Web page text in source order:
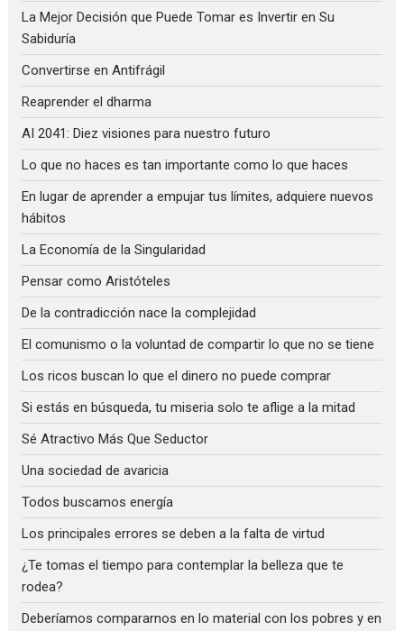
La Mejor Decisión que Puede Tomar es Invertir en Su
Sabiduría
Convertirse en Antifrágil
Reaprender el dharma
AI 2041: Diez visiones para nuestro futuro
Lo que no haces es tan importante como lo que haces
En lugar de aprender a empujar tus límites, adquiere nuevos
hábitos
La Economía de la Singularidad
Pensar como Aristóteles
De la contradicción nace la complejidad
El comunismo o la voluntad de compartir lo que no se tiene
Los ricos buscan lo que el dinero no puede comprar
Si estás en búsqueda, tu miseria solo te aflige a la mitad
Sé Atractivo Más Que Seductor
Una sociedad de avaricia
Todos buscamos energía
Los principales errores se deben a la falta de virtud
¿Te tomas el tiempo para contemplar la belleza que te
rodea?
Deberíamos compararnos en lo material con los pobres y en